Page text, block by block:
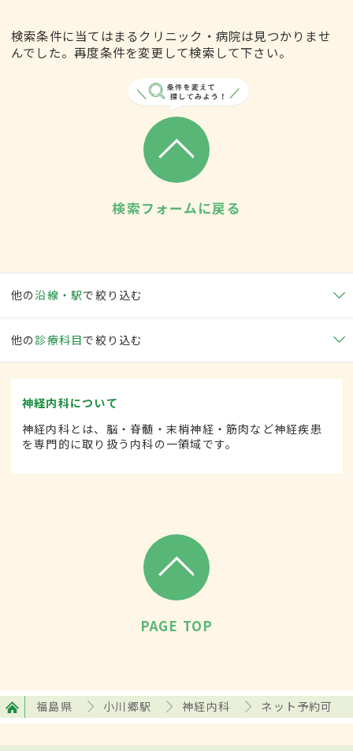
検索条件に当てはまるクリニック・病院は見つかりませ
んでした。再度条件を変更して検索して下さい。
検索フォームに戻る
他の沿線・駅で絞り込む
他の 診療科目で絞り込む
神経内科について
神経内科とは、脳・脊髄・末梢神経・筋肉など神経疾患
を専門的に取り扱う内科の一領域です。
PAGE TOP
福島県 小川郷駅 神経内科 ネット予約可